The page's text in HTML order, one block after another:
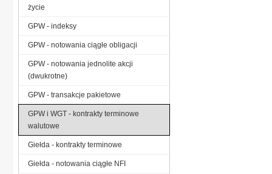
życie
GPW - indeksy
GPW - notowania ciągłe obligacji
GPW - notowania jednolite akcji
(dwukrotne)
GPW - transakcje pakietowe
GPW i WGT - kontrakty terminowe
walutowe
Giełda - kontrakty terminowe
Giełda - notowania ciągłe NFI